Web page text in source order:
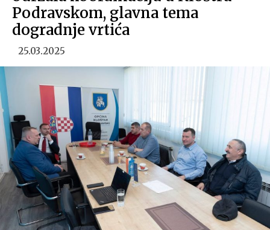
Podravskom, glavna tema
dogradnje vrtića
25.03.2025